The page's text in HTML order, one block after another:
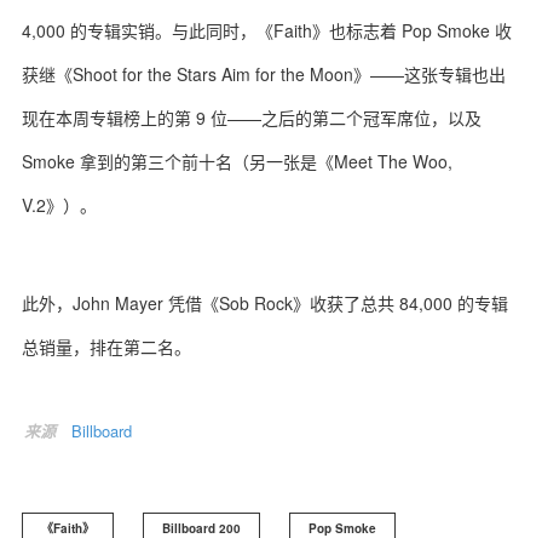
4,000 的专辑实销。与此同时，《Faith》也标志着 Pop Smoke 收
获继《Shoot for the Stars Aim for the Moon》——这张专辑也出
现在本周专辑榜上的第 9 位——之后的第二个冠军席位，以及
Smoke 拿到的第三个前十名（另一张是《Meet The Woo,
V.2》）。
此外，John Mayer 凭借《Sob Rock》收获了总共 84,000 的专辑
总销量，排在第二名。
来源 Billboard
《Faith》 Billboard 200 Pop Smoke